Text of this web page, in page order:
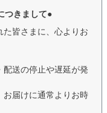
つきまして●
た皆さまに、心よりお
送の停止や遅延が発
お届けに通常よりお時